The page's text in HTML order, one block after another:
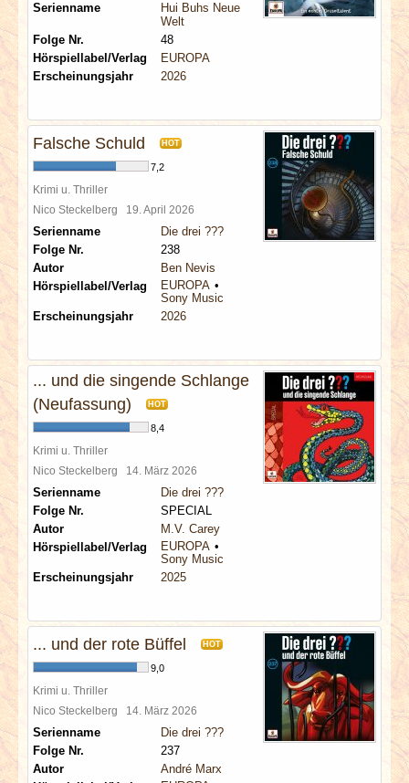
Serienname
Hui Buhs Neue
Welt
Folge Nr.
48
Hörspiellabel/Verlag
EUROPA
Erscheinungsjahr
2026
Falsche Schuld HOT
7,2
Krimi u. Thriller
Nico Steckelberg 19. April 2026
Serienname
Die drei ???
Folge Nr.
238
Autor
Ben Nevis
Hörspiellabel/Verlag
EUROPA
Sony Music
Erscheinungsjahr
2026
... und die singende Schlange
(Neufassung)
HOT
8,4
Krimi u. Thriller
Nico Steckelberg 14. März 2026
Serienname
Die drei ???
Folge Nr.
SPECIAL
Autor
M.V. Carey
Hörspiellabel/Verlag
EUROPA
Sony Music
Erscheinungsjahr
2025
... und der rote Büffel HOT
9,0
Krimi u. Thriller
Nico Steckelberg 14. März 2026
Serienname
Die drei ???
Folge Nr.
237
Autor
André Marx